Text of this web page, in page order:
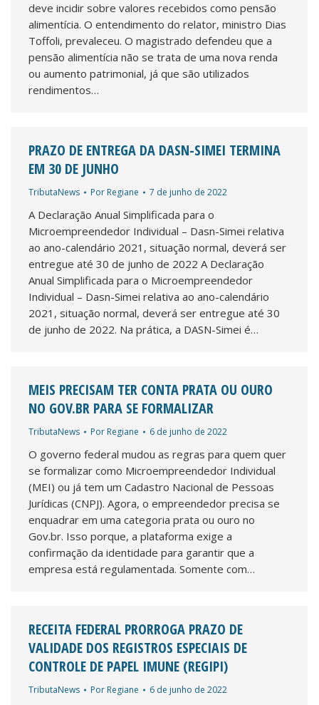
deve incidir sobre valores recebidos como pensão
alimentícia. O entendimento do relator, ministro Dias
Toffoli, prevaleceu. O magistrado defendeu que a
pensão alimentícia não se trata de uma nova renda
ou aumento patrimonial, já que são utilizados
rendimentos…
PRAZO DE ENTREGA DA DASN-SIMEI TERMINA
EM 30 DE JUNHO
TributaNews Por Regiane 7 de junho de 2022
A Declaração Anual Simplificada para o
Microempreendedor Individual – Dasn-Simei relativa
ao ano-calendário 2021, situação normal, deverá ser
entregue até 30 de junho de 2022 A Declaração
Anual Simplificada para o Microempreendedor
Individual – Dasn-Simei relativa ao ano-calendário
2021, situação normal, deverá ser entregue até 30
de junho de 2022. Na prática, a DASN-Simei é…
MEIS PRECISAM TER CONTA PRATA OU OURO
NO GOV.BR PARA SE FORMALIZAR
TributaNews Por Regiane 6 de junho de 2022
O governo federal mudou as regras para quem quer
se formalizar como Microempreendedor Individual
(MEI) ou já tem um Cadastro Nacional de Pessoas
Jurídicas (CNPJ). Agora, o empreendedor precisa se
enquadrar em uma categoria prata ou ouro no
Gov.br. Isso porque, a plataforma exige a
confirmação da identidade para garantir que a
empresa está regulamentada. Somente com…
RECEITA FEDERAL PRORROGA PRAZO DE
VALIDADE DOS REGISTROS ESPECIAIS DE
CONTROLE DE PAPEL IMUNE (REGIPI)
TributaNews Por Regiane 6 de junho de 2022